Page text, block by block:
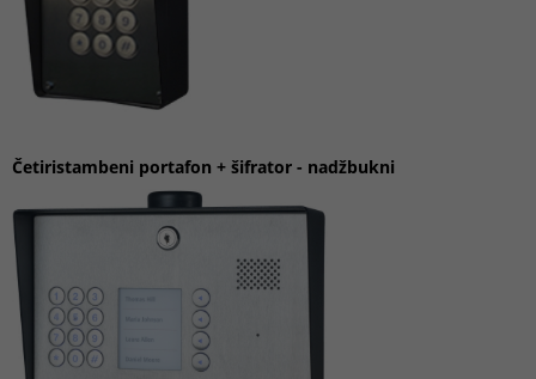
Četiristambeni portafon + šifrator - nadžbukni